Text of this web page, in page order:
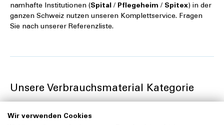
namhafte Institutionen (Spital / Pflegeheim / Spitex) in der
ganzen Schweiz nutzen unseren Komplettservice. Fragen
Sie nach unserer Referenzliste.
Unsere Verbrauchsmaterial Kategorie
Wir verwenden Cookies